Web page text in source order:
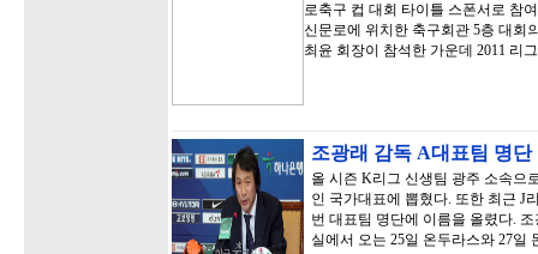
로축구 컵 대회 타이틀 스폰서로 참
신문로에 위치한 축구회관 5층 대회
최윤 회장이 참석한 가운데 2011 리
조광래 감독 A대표팀 명
올 시즌 K리그 신생팀 광주 소속으
인 국가대표에 뽑혔다. 또한 최근 J
번 대표팀 명단에 이름을 올렸다.
실에서 오는 25일 온두라스와 27